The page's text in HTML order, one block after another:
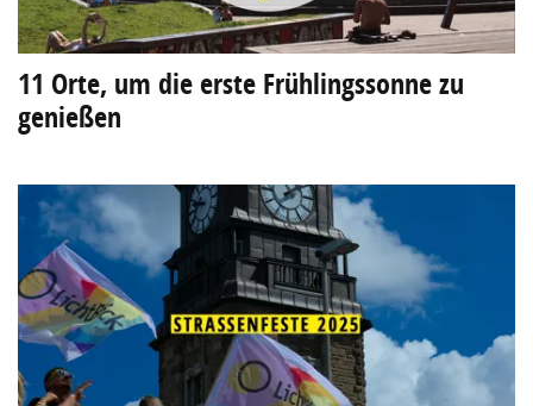
11 Orte, um die erste Frühlingssonne zu
genießen